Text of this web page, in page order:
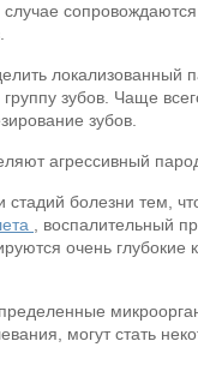
локализованный
зубов. Чаще
зубов.
агрессивный
болезни тем,
, воспалительный
очень
могут стать